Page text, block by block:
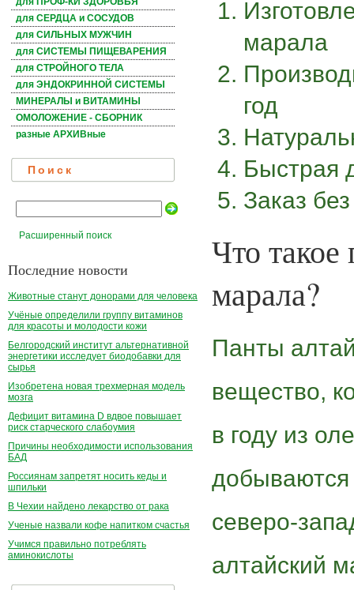
для СЕРДЦА и СОСУДОВ
для СИЛЬНЫХ МУЖЧИН
для СИСТЕМЫ ПИЩЕВАРЕНИЯ
для СТРОЙНОГО ТЕЛА
для ЭНДОКРИННОЙ СИСТЕМЫ
МИНЕРАЛЫ и ВИТАМИНЫ
ОМОЛОЖЕНИЕ - СБОРНИК
разные АРХИВные
Поиск
Расширенный поиск
Последние новости
Животные станут донорами для человека
Учёные определили группу витаминов
для красоты и молодости кожи
Белгородский институт альтернативной
энергетики исследует биодобавки для
сырья
Изобретена новая трехмерная модель
мозга
Дефицит витамина D вдвое повышает
риск старческого слабоумия
Причины необходимости использования
БАД
Россиянам запретят носить кеды и
шпильки
В Чехии найдено лекарство от рака
Ученые назвали кофе напитком счастья
Учимся правильно потреблять
аминокислоты
марала
год
Быстрая
Заказ
Что такое
марала?
Панты
вещество,
в году из
добываются
северо-
алтайский